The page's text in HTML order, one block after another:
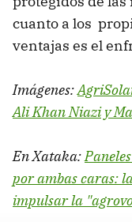
cuanto a los
ventajas es el
Imágenes:
Ali Khan Niazi y
En Xataka:
por ambas caras:
impulsar la